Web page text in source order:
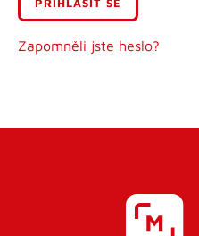
Zapomněli jste heslo?
Uživatelské jméno